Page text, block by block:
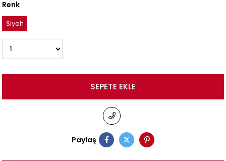
Renk
Siyah
Paylaş